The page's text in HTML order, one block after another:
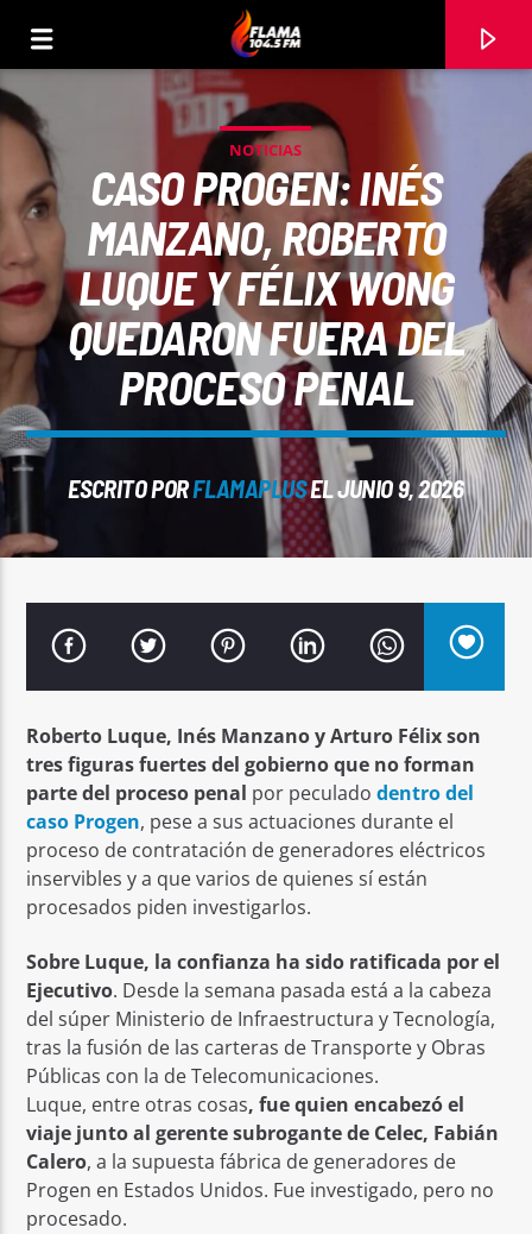
CANCIÓN ACTUAL
TÍTULO
Señal FM
NOTICIAS
CASO PROGEN: INÉS
MANZANO, ROBERTO
LUQUE Y FÉLIX WONG
QUEDARON FUERA DEL
PROCESO PENAL
ESCRITO PORFLAMAPLUSEL JUNIO 9, 2026
Roberto Luque, Inés Manzano y Arturo Félix son
tres figuras fuertes del gobierno que no forman
parte del proceso penal por peculado dentro del
caso Progen, pese a sus actuaciones durante el
proceso de contratación de generadores eléctricos
inservibles y a que varios de quienes sí están
procesados piden investigarlos.
Sobre Luque, la confianza ha sido ratificada por el
Ejecutivo. Desde la semana pasada está a la cabeza
del súper Ministerio de Infraestructura y Tecnología,
tras la fusión de las carteras de Transporte y Obras
Públicas con la de Telecomunicaciones.
Luque, entre otras cosas, fue quien encabezó el
viaje junto al gerente subrogante de Celec, Fabián
Calero, a la supuesta fábrica de generadores de
Progen en Estados Unidos. Fue investigado, pero no
procesado.